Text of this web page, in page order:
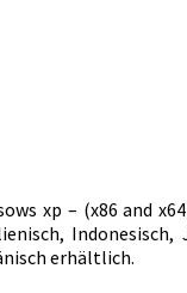
xp – (x86 and
Indonesisch,
erhältlich.